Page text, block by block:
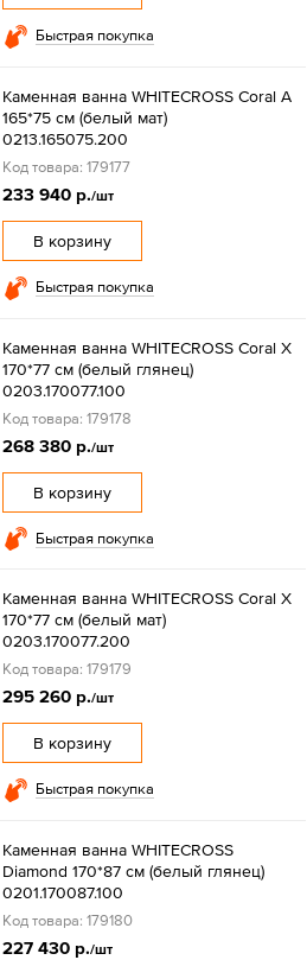
Быстрая покупка
Каменная ванна WHITECROSS Coral A
165*75 см (белый мат)
0213.165075.200
Код товара: 179177
233 940 р./шт
В корзину
Быстрая покупка
Каменная ванна WHITECROSS Coral X
170*77 см (белый глянец)
0203.170077.100
Код товара: 179178
268 380 р./шт
В корзину
Быстрая покупка
Каменная ванна WHITECROSS Coral X
170*77 см (белый мат)
0203.170077.200
Код товара: 179179
295 260 р./шт
В корзину
Быстрая покупка
Каменная ванна WHITECROSS
Diamond 170*87 см (белый глянец)
0201.170087.100
Код товара: 179180
227 430 р./шт